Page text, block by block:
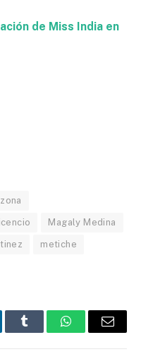
de Miss India en
Magaly Medina
metiche
Tumblr WhatsAppEmail